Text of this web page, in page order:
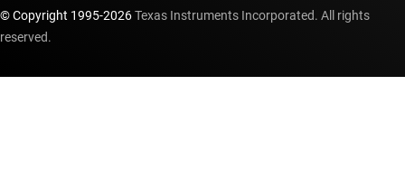
© Copyright 1995-2026Texas Instruments Incorporated. All rights
reserved.